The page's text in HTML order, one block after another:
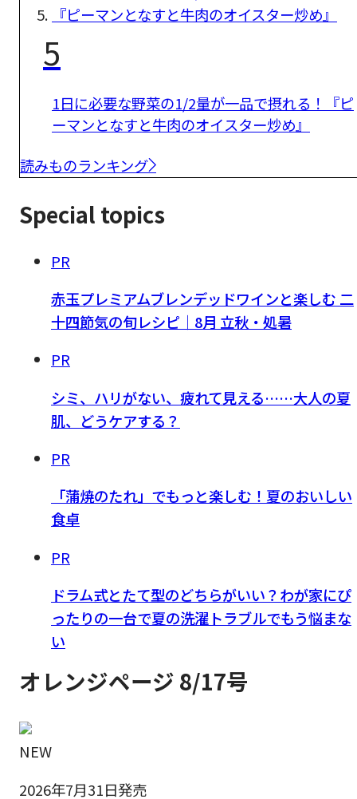
5
1日に必要な野菜の1/2量が一品で摂れる！『ピ
ーマンとなすと牛肉のオイスター炒め』
読みものランキング
Special topics
PR
赤玉プレミアムブレンデッドワインと楽しむ 二
十四節気の旬レシピ｜8月 立秋・処暑
PR
シミ、ハリがない、疲れて見える……大人の夏
肌、どうケアする？
PR
「蒲焼のたれ」でもっと楽しむ！夏のおいしい
食卓
PR
ドラム式とたて型のどちらがいい？わが家にぴ
ったりの一台で夏の洗濯トラブルでもう悩まな
い
オレンジページ 8/17号
NEW
2026年7月31日発売